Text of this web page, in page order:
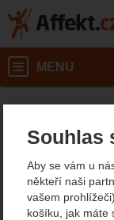
Souhlas
Aby se vám u
někteří naši
vašem
košíku, jak máte
MENU
boty